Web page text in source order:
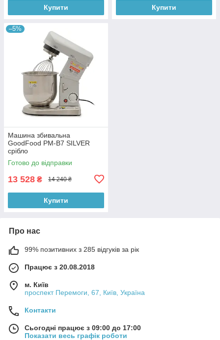
Купити Купити
–5%
Машина збивальна
GoodFood PM-B7 SILVER
срібло
Готово до відправки
13 528 ₴ 14 240 ₴
Купити
Про нас
99% позитивних з 285 відгуків за рік
Працює з 20.08.2018
м. Київ
проспект Перемоги, 67, Київ, Україна
Контакти
Сьогодні працює з 09:00 до 17:00
Показати весь графік роботи